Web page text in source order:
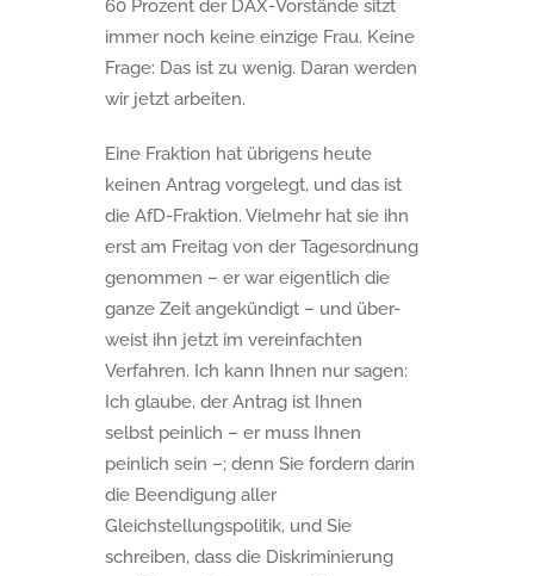
60 Prozent der DAX-Vorstände sitzt
immer noch keine einzige Frau. Keine
Frage: Das ist zu wenig. Daran werden
wir jetzt arbeiten.
Eine Fraktion hat übrigens heute
keinen Antrag vorgelegt, und das ist
die AfD-Fraktion. Vielmehr hat sie ihn
erst am Freitag von der Tagesordnung
genommen – er war eigentlich die
ganze Zeit angekündigt – und über-
weist ihn jetzt im vereinfachten
Verfahren. Ich kann Ihnen nur sagen:
Ich glaube, der Antrag ist Ihnen
selbst peinlich – er muss Ihnen
peinlich sein –; denn Sie fordern darin
die Beendigung aller
Gleichstellungspolitik, und Sie
schreiben, dass die Diskriminierung